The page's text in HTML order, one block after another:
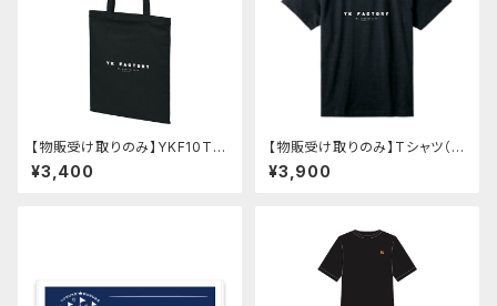
【物販受け取りのみ】YKF10TH
バッグ【サイン会対象】
¥3,400
【物販受け取りのみ】Tシャツ（Y
KF10TH）【サイン会対象】
¥3,900